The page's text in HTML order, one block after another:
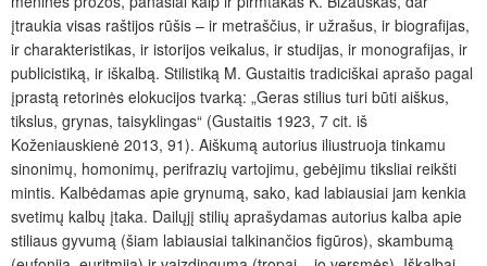
įtraukia visas raštijos rūšis – ir metraščius, ir užrašus, ir biografijas,
ir charakteristikas, ir istorijos veikalus, ir studijas, ir monografijas, ir
publicistiką, ir iškalbą. Stilistiką M. Gustaitis tradiciškai aprašo pagal
įprastą retorinės elokucijos tvarką: „Geras stilius turi būti aiškus,
tikslus, grynas, taisyklingas“ (Gustaitis 1923, 7 cit. iš
Koženiauskienė 2013, 91). Aiškumą autorius iliustruoja tinkamu
sinonimų, homonimų, perifrazių vartojimu, gebėjimu tiksliai reikšti
mintis. Kalbėdamas apie grynumą, sako, kad labiausiai jam kenkia
svetimų kalbų įtaka. Dailųjį stilių aprašydamas autorius kalba apie
stiliaus gyvumą (šiam labiausiai talkinančios figūros), skambumą